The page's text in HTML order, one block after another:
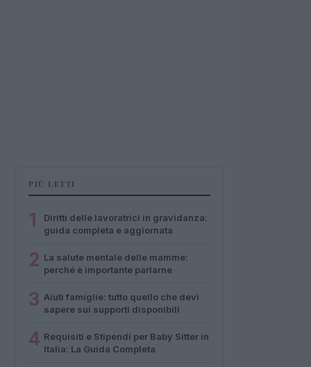
PIÙ LETTI
1
Diritti delle lavoratrici in gravidanza:
guida completa e aggiornata
2 La salute mentale delle mamme:
perché è importante parlarne
3 Aiuti famiglie: tutto quello che devi
sapere sui supporti disponibili
4 Requisiti e Stipendi per Baby Sitter in
Italia: La Guida Completa